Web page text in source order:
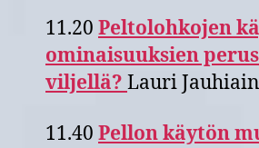
11.20 Peltolohkojen
ominaisuuksien
viljellä? Lauri
11.40 Pellon käytön